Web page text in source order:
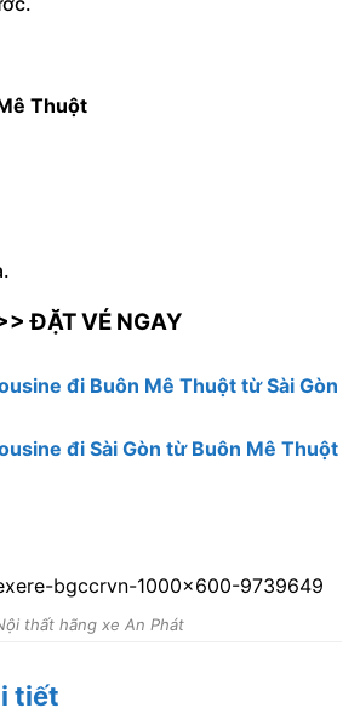
Thuột
ĐẶT VÉ NGAY
đi Buôn Mê Thuột từ Sài Gòn
đi Sài Gòn từ Buôn Mê Thuột
thất hãng xe An Phát
tiết